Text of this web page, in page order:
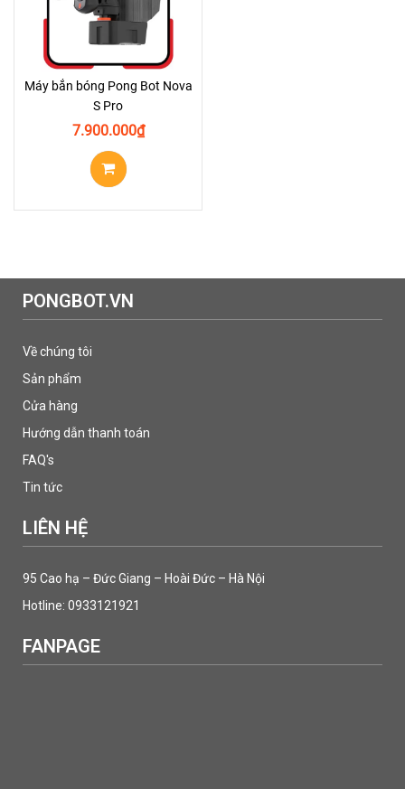
Máy bắn bóng Pong Bot Nova
S Pro
₫
7.900.000
PONGBOT.VN
Về chúng tôi
Sản phẩm
Cửa hàng
Hướng dẫn thanh toán
FAQ's
Tin tức
LIÊN HỆ
95 Cao hạ – Đức Giang – Hoài Đức – Hà Nội
Hotline: 0933121921
FANPAGE